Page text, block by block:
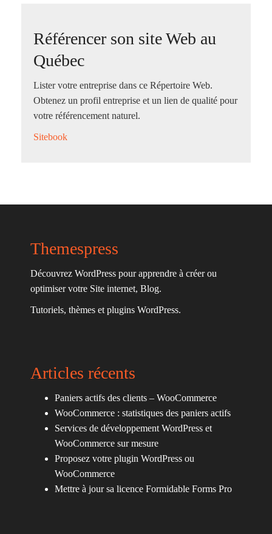
Référencer son site Web au
Québec
Lister votre entreprise dans ce Répertoire Web.
Obtenez un profil entreprise et un lien de qualité pour
votre référencement naturel.
Sitebook
Themespress
Découvrez WordPress pour apprendre à créer ou
optimiser votre Site internet, Blog.
Tutoriels, thèmes et plugins WordPress.
Articles récents
Paniers actifs des clients – WooCommerce
WooCommerce : statistiques des paniers actifs
Services de développement WordPress et
WooCommerce sur mesure
Proposez votre plugin WordPress ou
WooCommerce
Mettre à jour sa licence Formidable Forms Pro